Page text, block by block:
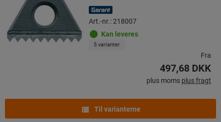
Art.-nr.: 218007
Kan leveres
5 varianter
Fra
497,68 DKK
plus moms plus fragt
Til varianterne